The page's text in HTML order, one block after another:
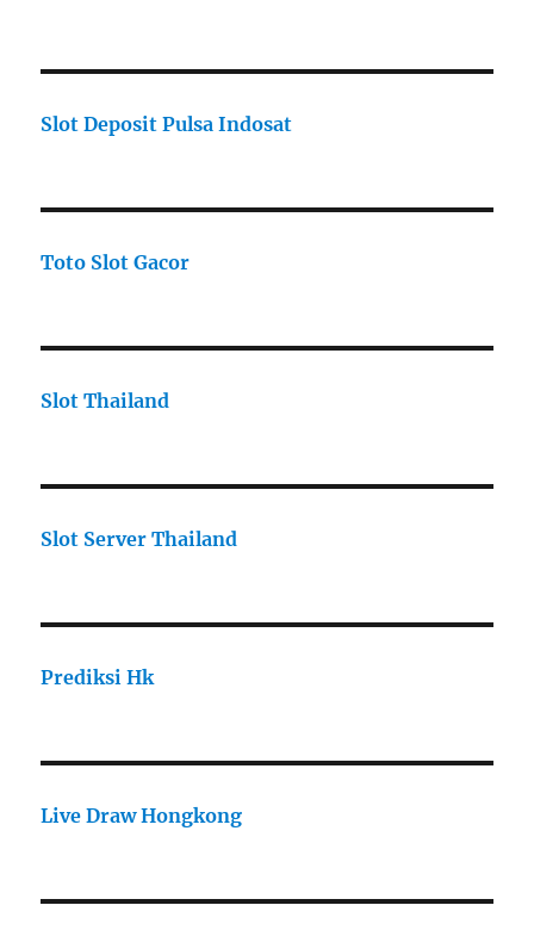
Slot Deposit Pulsa Indosat
Toto Slot Gacor
Slot Thailand
Slot Server Thailand
Prediksi Hk
Live Draw Hongkong